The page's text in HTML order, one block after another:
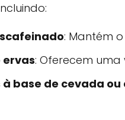
: Mantém
ervas: Oferecem
à base de cevada ou